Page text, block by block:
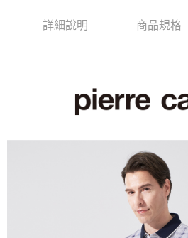
付款後全家取貨
每筆NT$60，滿NT$1,200(含以上)免運費
每筆NT$60，滿NT$1,200(含以上)免運費
詳細說明 商品規格